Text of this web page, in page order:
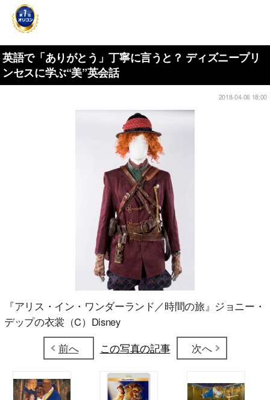
英語で「ありがとう」丁寧に言うと？ ディズニープリ
ンセスに学ぶ“美”英会話
2018-04-06 18:00
『アリス・イン・ワンダーランド／時間の旅』ジョニー・
デップの衣裳（C）Disney
前へ
この写真の記事 次へ